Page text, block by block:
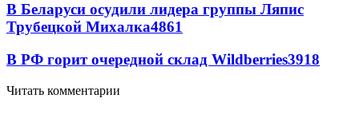
В Беларуси осудили лидера группы Ляпис
Трубецкой Михалка4861
В РФ горит очередной склад Wildberries3918
Читать комментарии